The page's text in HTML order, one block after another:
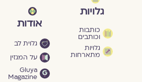
גלויות
כותבות
וכותבים
גלויות
מתארחות
אודות
גלוית לב
על המגזין
Gluya
Magazine